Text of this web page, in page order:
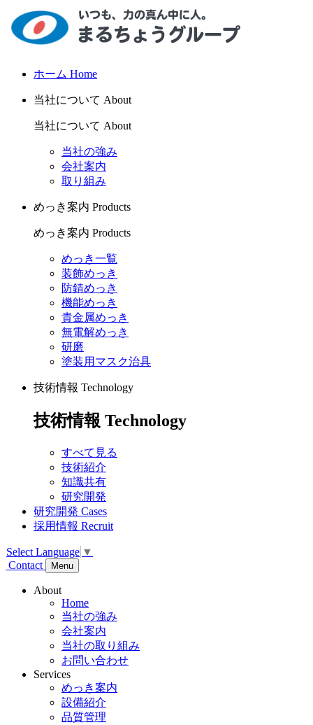
ホーム Home
当社について About
当社について About
当社の強み
会社案内
取り組み
めっき案内 Products
めっき案内 Products
めっき一覧
装飾めっき
防錆めっき
機能めっき
貴金属めっき
無電解めっき
研磨
塗装用マスク治具
技術情報 Technology
技術情報 Technology
すべて見る
技術紹介
知識共有
研究開発
研究開発 Cases
採用情報 Recruit
Select Language ▼
Contact
Menu
About
Home
当社の強み
会社案内
当社の取り組み
お問い合わせ
Services
めっき案内
設備紹介
品質管理